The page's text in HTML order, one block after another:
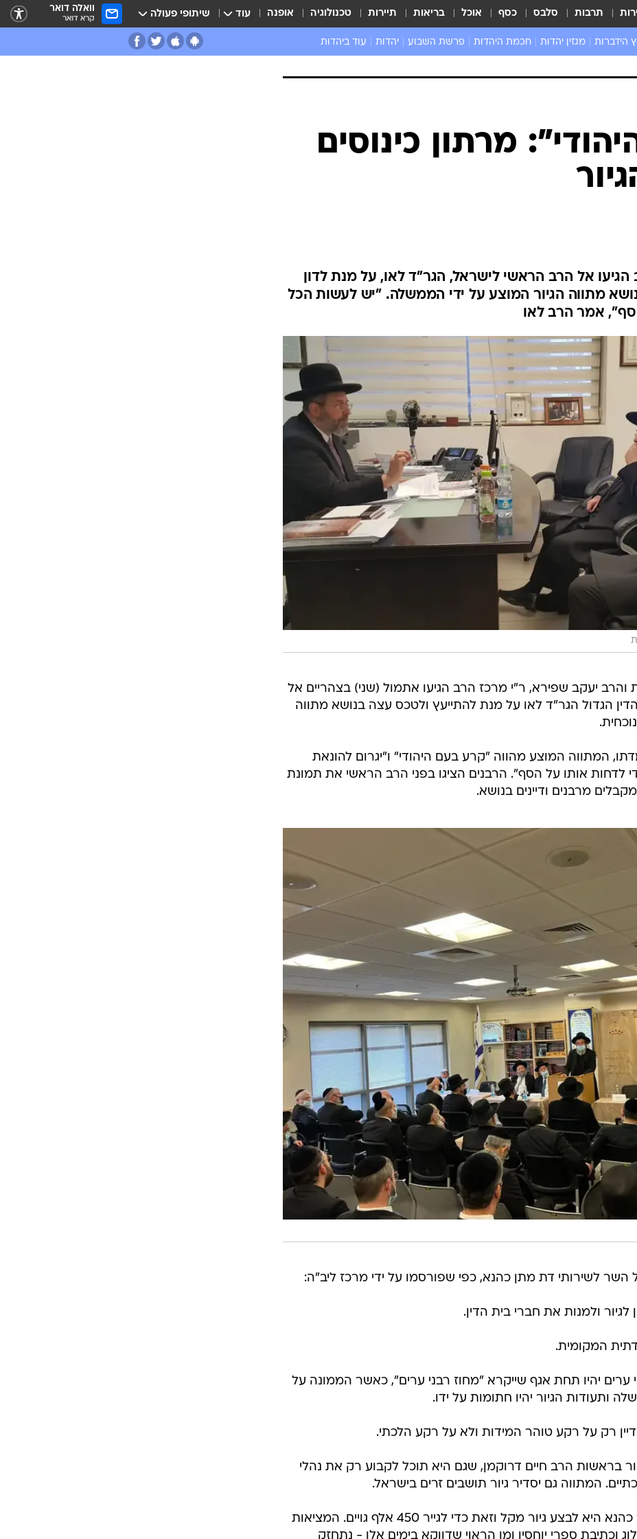
תרבות סלבס כסף אוכל בריאות תיירות טכנולוגיה אופנה עוד שיתופי פעולה וואלה דואר
קרא דואר
הידברות מגזין יהדות חכמת היהדות פרשת השבוע יהדות עוד ביהדות
מרתון כינוסים
אל הרב הראשי לישראל, הגר"ד לאו, על מנת לדון
מתווה הגיור המוצע על ידי הממשלה. "יש לעשות הכל
אמר הרב לאו
יעקב שפירא, ר"י מרכז הרב הגיעו אתמול (שני) בצהריים אל
הגדול הגר"ד לאו על מנת להתייעץ ולטכס עצה בנושא מתווה
המתווה המוצע מהווה "קרע בעם היהודי" ו"יגרום להונאת
לדחות אותו על הסף". הרבנים הציגו בפני הרב הראשי את תמונת
מרבנים ודיינים בנושא.
השר לשירותי דת מתן כהנא, כפי שפורסמו על ידי מרכז ליב"ה:
לגיור ולמנות את חברי בית הדין.
המקומית.
ערים יהיו תחת אגף שייקרא "מחוז רבני ערים", כאשר הממונה על
ותעודות הגיור יהיו חתומות על ידו.
רק על רקע טוהר המידות ולא על רקע הלכתי.
גיור בראשות הרב חיים דרוקמן, שגם היא תוכל לקבוע רק את נהלי
המתווה גם יסדיר גיור תושבים זרים בישראל.
"המטרה במתווה הגיור של השר כהנא היא לבצע גיור מקל וזאת כדי לגייר 450 אלף גויים. המציאות
ספרי יוחסין ומן הראוי שדווקא בימים אלו - נתחזק